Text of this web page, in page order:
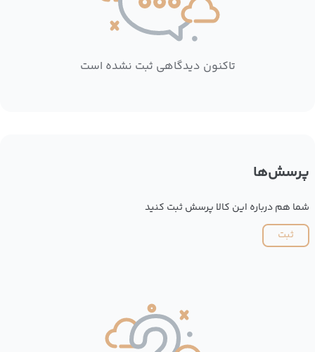
تاکنون دیدگاهی ثبت نشده است
پرسش‌ها
شما هم درباره این کالا پرسش ثبت کنید
ثبت